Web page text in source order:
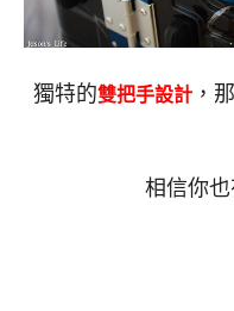
獨特的雙把手設計 ，
相信你